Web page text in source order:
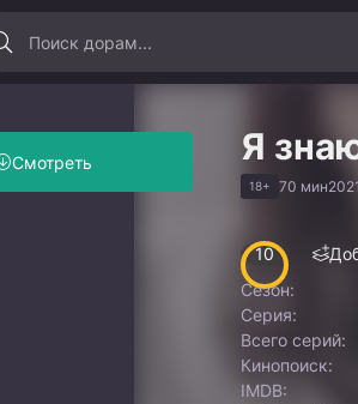
Я
18+ 70 мин2021
Смотреть
10
Сезон:
Серия:
Всего серий:
Кинопоиск:
IMDB: